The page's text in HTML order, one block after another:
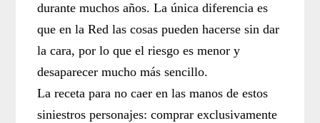
durante muchos años. La única diferencia es
que en la Red las cosas pueden hacerse sin dar
la cara, por lo que el riesgo es menor y
desaparecer mucho más sencillo.
La receta para no caer en las manos de estos
siniestros personajes: comprar exclusivamente